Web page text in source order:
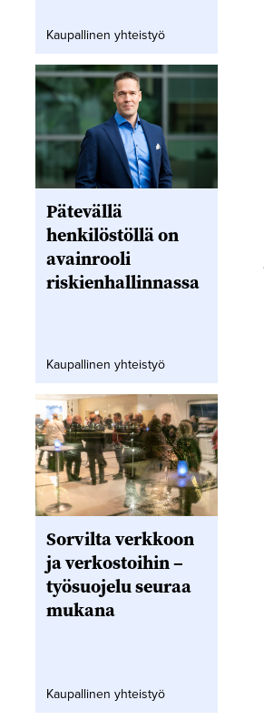
Kaupallinen yhteistyö
Pätevällä
henkilöstöllä on
avainrooli
riskienhallinnassa
Kaupallinen yhteistyö
Sorvilta verkkoon
ja verkostoihin –
työsuojelu seuraa
mukana
Kaupallinen yhteistyö